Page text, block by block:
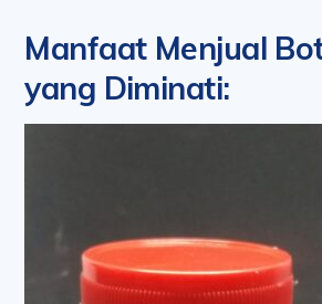
Manfaat Menjual
yang Diminati: